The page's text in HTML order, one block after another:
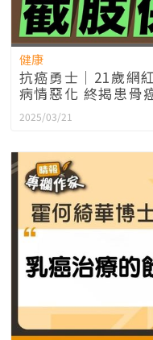
健康
抗癌勇士｜21歲網
病情惡化 終揭患骨
2025/03/21